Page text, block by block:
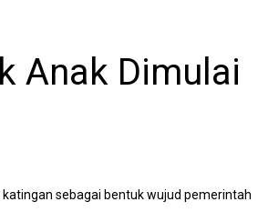
Anak Dimulai
katingan sebagai bentuk wujud pemerintah